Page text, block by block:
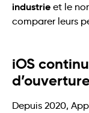
industrie et le
comparer leurs
iOS
Depuis 2020,